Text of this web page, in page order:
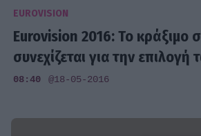
EUROVISION
Eurovision 2016: Το κράξιμο
συνεχίζεται για την επιλογή
08:40 @18-05-2016